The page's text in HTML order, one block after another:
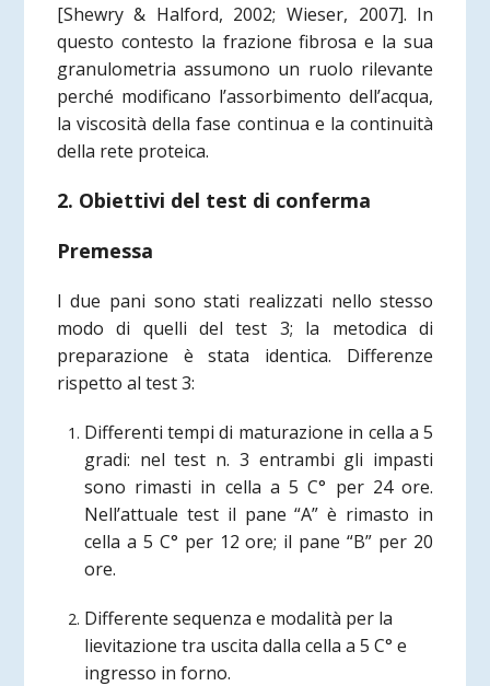
[Shewry & Halford, 2002; Wieser, 2007]. In
questo contesto la frazione fibrosa e la sua
granulometria assumono un ruolo rilevante
perché modificano l’assorbimento dell’acqua,
la viscosità della fase continua e la continuità
della rete proteica.
2. Obiettivi del test di conferma
Premessa
I due pani sono stati realizzati nello stesso
modo di quelli del test 3; la metodica di
preparazione è stata identica. Differenze
rispetto al test 3:
Differenti tempi di maturazione in cella a 5
gradi: nel test n. 3 entrambi gli impasti
sono rimasti in cella a 5 C° per 24 ore.
Nell’attuale test il pane “A” è rimasto in
cella a 5 C° per 12 ore; il pane “B” per 20
ore.
Differente sequenza e modalità per la
lievitazione tra uscita dalla cella a 5 C° e
ingresso in forno.